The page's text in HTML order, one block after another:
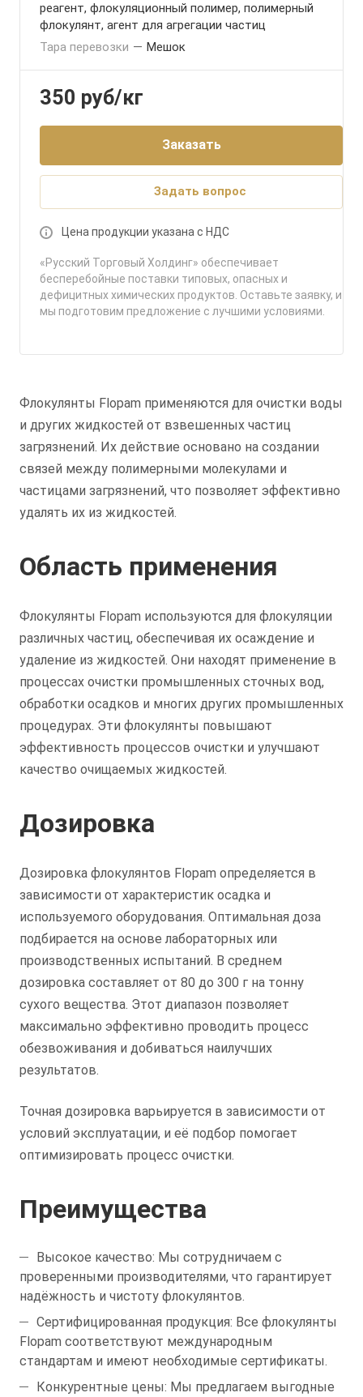
реагент, флокуляционный полимер, полимерный
флокулянт, агент для агрегации частиц
Тара перевозки — Мешок
350 руб/кг
Заказать
Задать вопрос
Цена продукции указана с НДС
«Русский Торговый Холдинг» обеспечивает
бесперебойные поставки типовых, опасных и
дефицитных химических продуктов. Оставьте заявку, и
мы подготовим предложение с лучшими условиями.
Флокулянты Flopam применяются для очистки воды
и других жидкостей от взвешенных частиц
загрязнений. Их действие основано на создании
связей между полимерными молекулами и
частицами загрязнений, что позволяет эффективно
удалять их из жидкостей.
Область применения
Флокулянты Flopam используются для флокуляции
различных частиц, обеспечивая их осаждение и
удаление из жидкостей. Они находят применение в
процессах очистки промышленных сточных вод,
обработки осадков и многих других промышленных
процедурах. Эти флокулянты повышают
эффективность процессов очистки и улучшают
качество очищаемых жидкостей.
Дозировка
Дозировка флокулянтов Flopam определяется в
зависимости от характеристик осадка и
используемого оборудования. Оптимальная доза
подбирается на основе лабораторных или
производственных испытаний. В среднем
дозировка составляет от 80 до 300 г на тонну
сухого вещества. Этот диапазон позволяет
максимально эффективно проводить процесс
обезвоживания и добиваться наилучших
результатов.
Точная дозировка варьируется в зависимости от
условий эксплуатации, и её подбор помогает
оптимизировать процесс очистки.
Преимущества
Высокое качество: Мы сотрудничаем с
проверенными производителями, что гарантирует
надёжность и чистоту флокулянтов.
Сертифицированная продукция: Все флокулянты
Flopam соответствуют международным
стандартам и имеют необходимые сертификаты.
Конкурентные цены: Мы предлагаем выгодные